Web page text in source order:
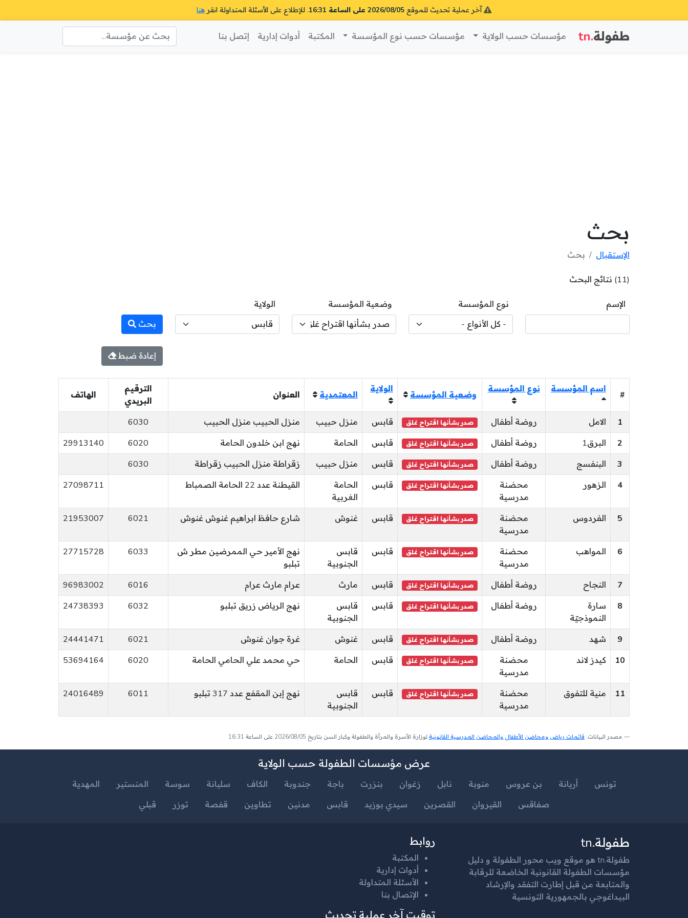
آخر عملية تحديث للموقع 2026/08/05 على الساعة 16:31 . للإطلاع على الأسئلة المتداولة انقر هنا
طفولة.tn مؤسسات حسب الولاية مؤسسات حسب نوع المؤسسة المكتبة أدوات إدارية إتصل بنا
بحث
الإستقبال بحث
(11) نتائج البحث
الإسم نوع المؤسسة وضعية المؤسسة
الولاية
بحث
إعادة ضبط
#
اسم المؤسسة نوع المؤسسة
وضعية المؤسسة
الولاية
المعتمدية العنوان
الترقيم
البريدي
الهاتف
1 الامل روضة أطفال صدر بشأنها اقتراح غلق قابس منزل حبيب منزل الحبيب منزل الحبيب
6030
2
البرق1 روضة أطفال صدر بشأنها اقتراح غلق قابس الحامة نهج ابن خلدون الحامة 6020
29913140
3
البنفسج روضة أطفال صدر بشأنها اقتراح غلق قابس منزل حبيب زقراطة منزل الحبيب زقراطة
6030
4
الزهور
محضنة
مدرسية
صدر بشأنها اقتراح غلق قابس
الحامة
الغربية
القيطنة عدد 22 الحامة الصمباط 27098711
5 الفردوس
محضنة
مدرسية
صدر بشأنها اقتراح غلق قابس غنوش شارع حافظ ابراهيم غنوش غنوش 6021
21953007
6 المواهب
محضنة
مدرسية
صدر بشأنها اقتراح غلق قابس
قابس
الجنوبية
نهج الأمير حي الممرضين مطر ش
تبلبو
6033
27715728
7 النجاح روضة أطفال صدر بشأنها اقتراح غلق قابس مارث عرام مارث عرام 6016
96983002
8
سارة
النموذجيّة
روضة أطفال صدر بشأنها اقتراح غلق قابس
قابس
الجنوبية
نهج الرياض زريق تبلبو 6032
24738393
9 شهد روضة أطفال صدر بشأنها اقتراح غلق قابس غنوش غرة جوان غنوش 6021
24441471
10
كيدز لاند
محضنة
مدرسية
صدر بشأنها اقتراح غلق قابس الحامة حي محمد علي الحامي الحامة 6020
53694164
11 منية للتفوق
محضنة
مدرسية
صدر بشأنها اقتراح غلق قابس
قابس
الجنوبية
نهج إبن المقفع عدد 317 تبلبو 6011
24016489
مصدر البيانات: قائمات رياض ومحاضن الأطفال والمحاضن المدرسية القانونية لوزارة الأسرة والمرأة والطفولة وكبار السن بتاريخ 2026/08/05 على الساعة 16:31
عرض مؤسسات الطفولة حسب الولاية
تونس أريانة بن عروس منوبة نابل زغوان بنزرت باجة جندوبة الكاف سليانة سوسة المنستير
المهدية
صفاقس
القيروان القصرين سيدي بوزيد قابس مدنين تطاوين قفصة توزر قبلي
طفولة.tn
طفولة.tn هو موقع ويب محور الطفولة و دليل
مؤسسات الطفولة القانونية الخاضعة للرقابة
والمتابعة من قبل إطارت التفقد والإرشاد
البيداغوجي بالجمهورية التونسية
روابط
المكتبة
أدوات إدارية
الأسئلة المتداولة
الإتصال بنا
توقيت آخر عملية تحديث